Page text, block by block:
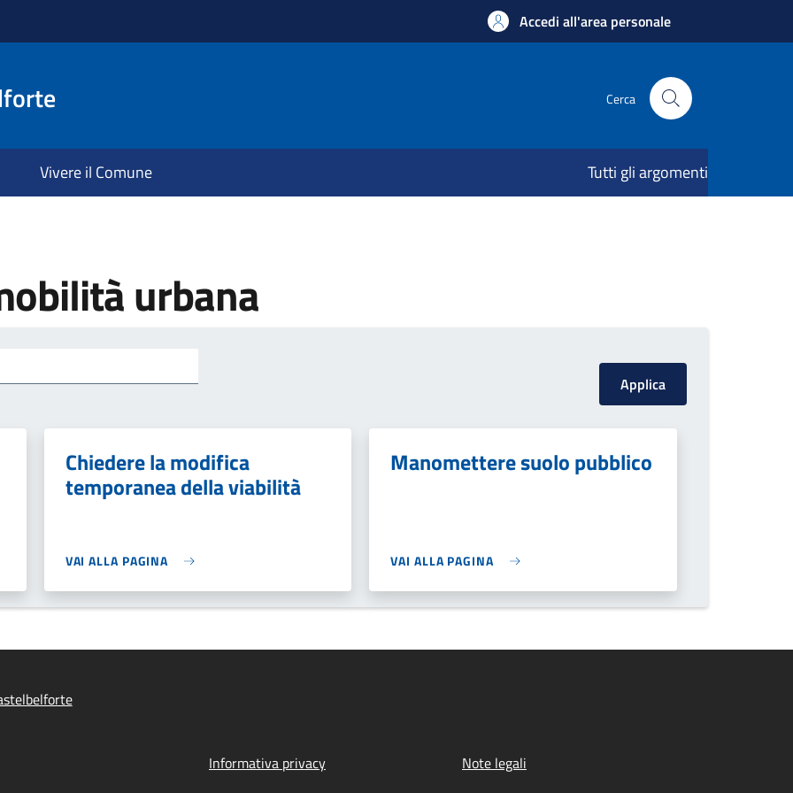
Accedi all'area personale
Cerca
Vivere il Comune Tutti gli argomenti
urbana
Chiedere la modifica
temporanea della viabilità
VAI ALLA PAGINA
Manomettere suolo pubblico
VAI ALLA PAGINA
Informativa privacy
Note legali